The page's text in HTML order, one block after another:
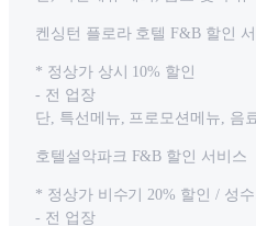
켄싱턴 플로라 호텔 F&B 할인
* 정상가 상시 10% 할인
- 전 업장
단, 특선메뉴, 프로모션메뉴, 음
호텔설악파크 F&B 할인 서비스
* 정상가 비수기 20% 할인 / 성수
- 전 업장